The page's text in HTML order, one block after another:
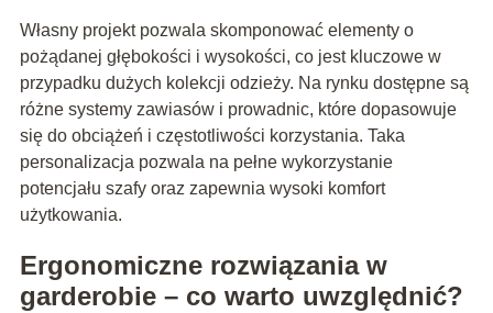
Własny projekt pozwala skomponować elementy o
pożądanej głębokości i wysokości, co jest kluczowe w
przypadku dużych kolekcji odzieży. Na rynku dostępne są
różne systemy zawiasów i prowadnic, które dopasowuje
się do obciążeń i częstotliwości korzystania. Taka
personalizacja pozwala na pełne wykorzystanie
potencjału szafy oraz zapewnia wysoki komfort
użytkowania.
Ergonomiczne rozwiązania w
garderobie – co warto uwzględnić?